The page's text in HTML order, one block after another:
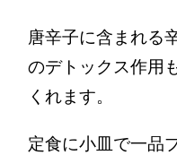
唐辛子に含まれる
のデトックス作用
くれます。
定食に小皿で一品